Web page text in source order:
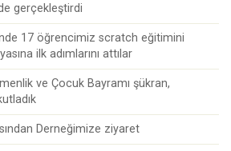
gerçekleştirdi
17 öğrencimiz scratch eğitimini
ilk adımlarını attılar
ve Çocuk Bayramı şükran,
Derneğimize ziyaret